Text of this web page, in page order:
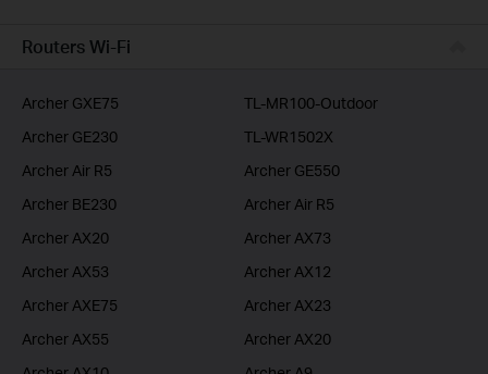
Empresas
Routers Wi-Fi
Archer GXE75
TL-MR100-Outdoor
Archer GE230
TL-WR1502X
Archer Air R5
Archer GE550
Archer BE230
Archer Air R5
Archer AX20
Archer AX73
Archer AX53
Archer AX12
Archer AXE75
Archer AX23
Archer AX55
Archer AX20